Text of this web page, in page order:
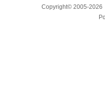
Copyright© 2005-2026